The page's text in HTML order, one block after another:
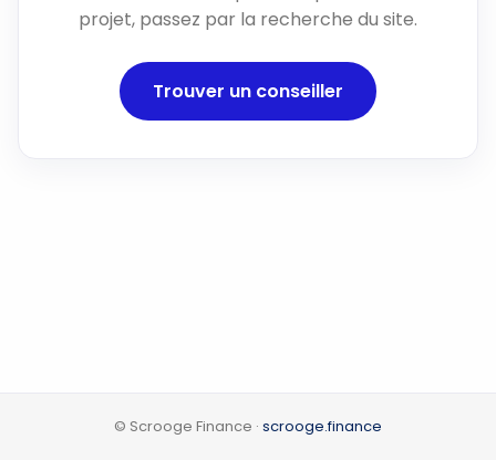
projet, passez par la recherche du site.
Trouver un conseiller
© Scrooge Finance · scrooge.finance